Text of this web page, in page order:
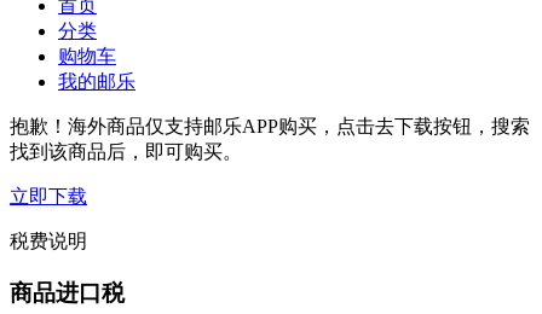
首页
分类
购物车
我的邮乐
抱歉！海外商品仅支持邮乐APP购买，点击去下载按钮，搜索
找到该商品后，即可购买。
立即下载
税费说明
商品进口税